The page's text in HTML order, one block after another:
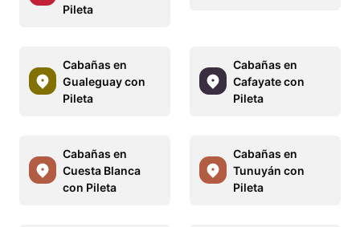
Pileta
Cabañas en
Gualeguay con
Pileta
Cabañas en
Cafayate con
Pileta
Cabañas en
Cuesta Blanca
con Pileta
Cabañas en
Tunuyán con
Pileta